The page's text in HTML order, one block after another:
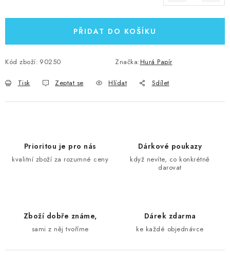
PŘIDAT DO KOŠÍKU
Kód zboží: 90250 Značka:Hurá Papír
Tisk Zeptat se Hlídat Sdílet
Prioritou je pro nás
kvalitní zboží za rozumné ceny
Dárkové poukazy
když nevíte, co konkrétně
darovat
Zboží dobře známe,
sami z něj tvoříme
Dárek zdarma
ke každé objednávce